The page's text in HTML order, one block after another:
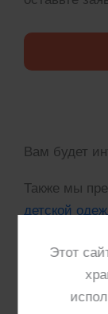
Вам будет
Также мы
детской
интересно
Этот